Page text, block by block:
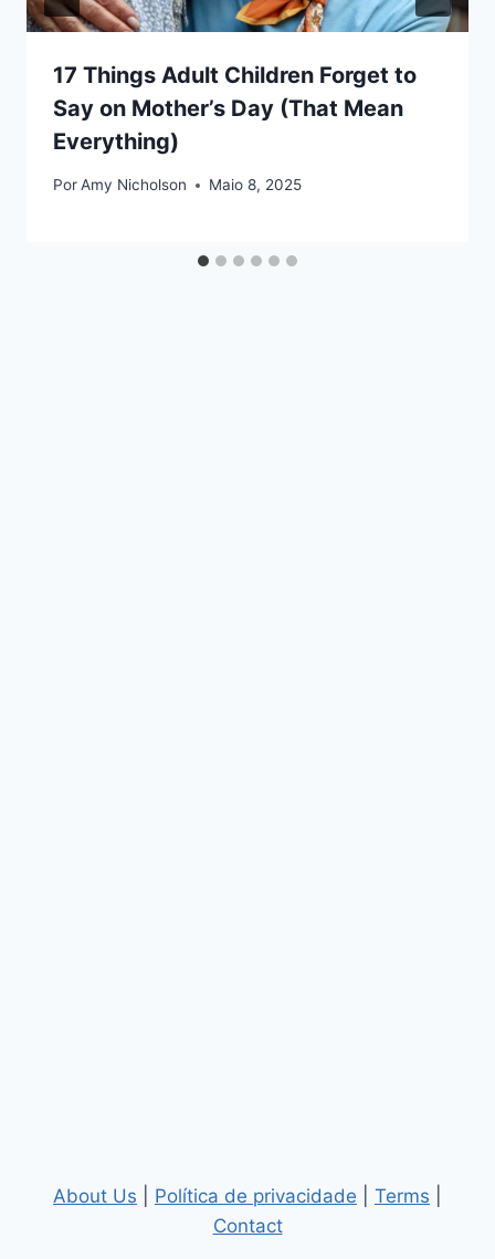
17 Things Adult Children Forget to
Say on Mother’s Day (That Mean
Everything)
PorAmy Nicholson Maio 8, 2025
About Us Política de privacidade Terms
Contact